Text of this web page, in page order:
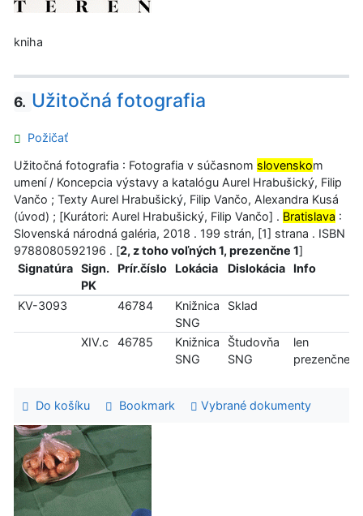
kniha
6. Užitočná fotografia
Požičať
Užitočná fotografia : Fotografia v súčasnom slovenskom
umení / Koncepcia výstavy a katalógu Aurel Hrabušický, Filip
Vančo ; Texty Aurel Hrabušický, Filip Vančo, Alexandra Kusá
(úvod) ; [Kurátori: Aurel Hrabušický, Filip Vančo] . Bratislava :
Slovenská národná galéria, 2018 . 199 strán, [1] strana . ISBN
9788080592196 . [2, z toho voľných 1, prezenčne 1]
Signatúra
Sign.
PK
Prír.číslo Lokácia Dislokácia Info
KV-3093 46784
Knižnica
SNG
Sklad
XIV.c 46785
Knižnica
SNG
Študovňa
SNG
len
prezenčne
Do košíku Bookmark Vybrané dokumenty